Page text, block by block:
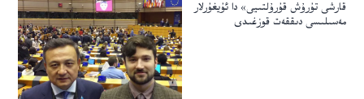
قارشى تۇرۇش قۇرۇلتىيى» دا ئۇيغۇرلار
مەسىلىسى دىققەت قوزغىدى